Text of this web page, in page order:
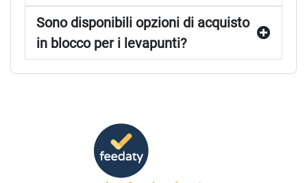
Sono disponibili opzioni di acquisto
in blocco per i levapunti?